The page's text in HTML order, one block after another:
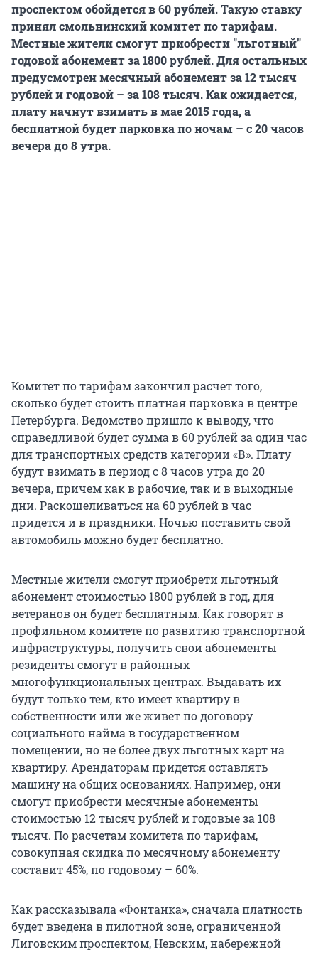
проспектом обойдется в 60 рублей. Такую ставку
принял смольнинский комитет по тарифам.
Местные жители смогут приобрести "льготный"
годовой абонемент за 1800 рублей. Для остальных
предусмотрен месячный абонемент за 12 тысяч
рублей и годовой – за 108 тысяч. Как ожидается,
плату начнут взимать в мае 2015 года, а
бесплатной будет парковка по ночам – с 20 часов
вечера до 8 утра.
Комитет по тарифам закончил расчет того,
сколько будет стоить платная парковка в центре
Петербурга. Ведомство пришло к выводу, что
справедливой будет сумма в 60 рублей за один час
для транспортных средств категории «В». Плату
будут взимать в период с 8 часов утра до 20
вечера, причем как в рабочие, так и в выходные
дни. Раскошеливаться на 60 рублей в час
придется и в праздники. Ночью поставить свой
автомобиль можно будет бесплатно.
Местные жители смогут приобрети льготный
абонемент стоимостью 1800 рублей в год, для
ветеранов он будет бесплатным. Как говорят в
профильном комитете по развитию транспортной
инфраструктуры, получить свои абонементы
резиденты смогут в районных
многофункциональных центрах. Выдавать их
будут только тем, кто имеет квартиру в
собственности или же живет по договору
социального найма в государственном
помещении, но не более двух льготных карт на
квартиру. Арендаторам придется оставлять
машину на общих основаниях. Например, они
смогут приобрести месячные абонементы
стоимостью 12 тысяч рублей и годовые за 108
тысяч. По расчетам комитета по тарифам,
совокупная скидка по месячному абонементу
составит 45%, по годовому – 60%.
Как рассказывала «Фонтанка», сначала платность
будет введена в пилотной зоне, ограниченной
Лиговским проспектом, Невским, набережной